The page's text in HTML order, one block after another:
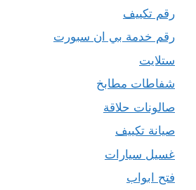
رقم تكييف
رقم خدمة بي ان سبورت
ستلايت
شفاطات مطابخ
صالونات حلاقة
صيانة تكييف
غسيل سيارات
فتح ابواب